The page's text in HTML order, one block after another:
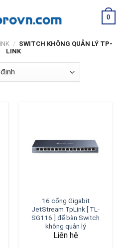
0
/ SWITCH KHÔNG QUẢN LÝ TP-
LINK
16 cổng Gigabit
JetStream TpLink [ TL-
SG116 ] để bàn Switch
không quản lý
Liên hệ